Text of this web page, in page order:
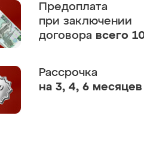
Предоплата
при заключении
договора всего
Рассрочка
на 3, 4, 6 месяцев